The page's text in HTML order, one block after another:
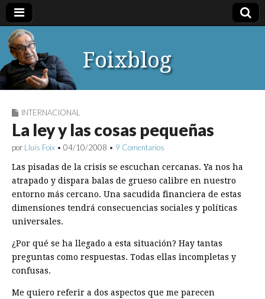
Foixblog
INTERNACIONAL
La ley y las cosas pequeñas
por Lluís Foix • 04/10/2008 • 9 Comentarios
Las pisadas de la crisis se escuchan cercanas. Ya nos ha
atrapado y dispara balas de grueso calibre en nuestro
entorno más cercano. Una sacudida financiera de estas
dimensiones tendrá consecuencias sociales y políticas
universales.
¿Por qué se ha llegado a esta situación? Hay tantas
preguntas como respuestas. Todas ellas incompletas y
confusas.
Me quiero referir a dos aspectos que me parecen